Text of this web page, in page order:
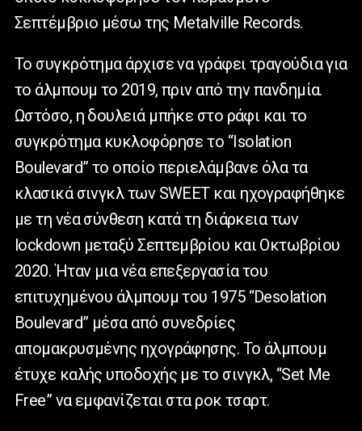
Σεπτέμβριο μέσω της Metalville Records.
Το συγκρότημα άρχισε να γράφει τραγούδια για
το άλμπουμ το 2019, πριν από την πανδημία.
Ωστόσο, η δουλειά μπήκε στο ράφι και το
συγκρότημα κυκλοφόρησε το “Isolation
Boulevard” το οποίο περιελάμβανε όλα τα
κλασικά σινγκλ των SWEET και ηχογραφήθηκε
με τη νέα σύνθεση κατά τη διάρκεια των
lockdown μεταξύ Σεπτεμβρίου και Οκτωβρίου
2020. Ήταν μια νέα επεξεργασία του
επιτυχημένου άλμπουμ του 1975 “Desolation
Boulevard” μέσα από συνεδρίες
απομακρυσμένης ηχογράφησης. Το άλμπουμ
έτυχε καλής υποδοχής με το σινγκλ, “Set Me
Free” να εμφανίζεται στα ροκ τσαρτ.